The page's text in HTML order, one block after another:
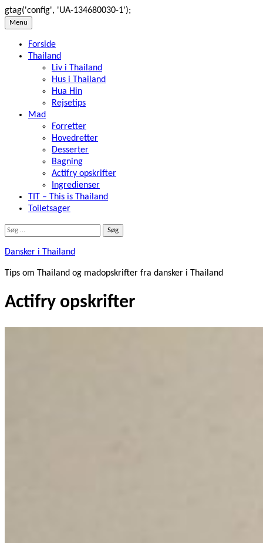
gtag('config', 'UA-134680030-1');
Skip
content
Menu
Forside
Thailand
Liv i Thailand
Hus i Thailand
Hua Hin
Rejsetips
Mad
Forretter
Hovedretter
Desserter
Bagning
Actifry opskrifter
Ingredienser
TIT – This is Thailand
Toiletsager
Søg
Dansker i Thailand
Tips om Thailand og madopskrifter fra dansker i Thailand
Actifry opskrifter